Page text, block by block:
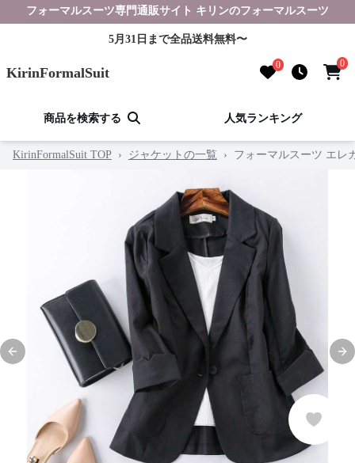
フォーマルスーツ専門通販サイト キリンのフォーマルスーツ
5月31日まで全品送料無料〜
KirinFormalSuit 0 0
商品を検索する 人気ランキング
KirinFormalSuit TOP › ジャケットの一覧 › フォーマルスーツ エレ
Previous slide